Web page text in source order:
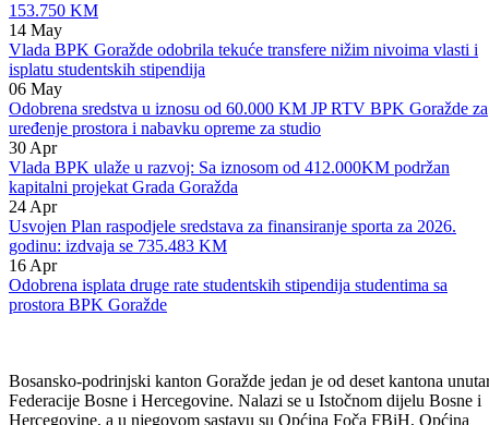
Sjednice Vlade
20 May
Za sanaciju putne infrastrukture u Općini Pale u FBiH izdvaja se
153.750 KM
14 May
Vlada BPK Goražde odobrila tekuće transfere nižim nivoima vlasti i
isplatu studentskih stipendija
06 May
Odobrena sredstva u iznosu od 60.000 KM JP RTV BPK Goražde za
uređenje prostora i nabavku opreme za studio
30 Apr
Vlada BPK ulaže u razvoj: Sa iznosom od 412.000KM podržan
kapitalni projekat Grada Goražda
24 Apr
Usvojen Plan raspodjele sredstava za finansiranje sporta za 2026.
godinu: izdvaja se 735.483 KM